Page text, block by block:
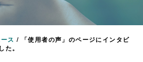
ス /
「使用者の声」のページにインタビ
た。